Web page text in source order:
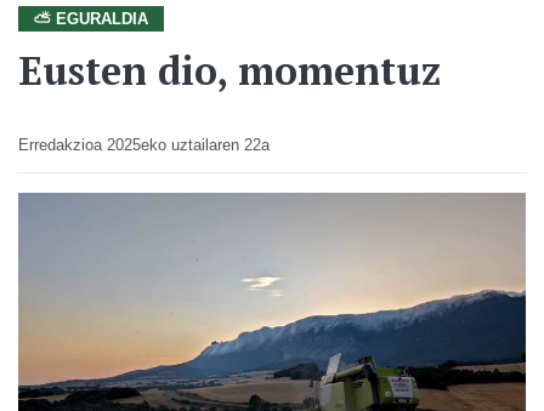
⛅ EGURALDIA
Eusten dio, momentuz
Erredakzioa 2025eko uztailaren 22a